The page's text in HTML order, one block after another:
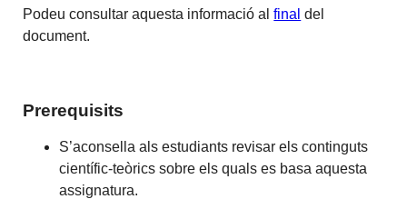
Podeu consultar aquesta informació alfinal del
document.
Prerequisits
S’aconsella als estudiants revisar els continguts
científic-teòrics sobre els quals es basa aquesta
assignatura.